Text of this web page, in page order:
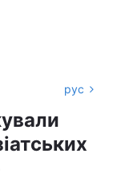
рус